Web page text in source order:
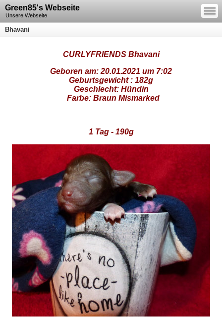
Green85's Webseite
Unsere Webseite
—
—
—
Bhavani
CURLYFRIENDS Bhavani
Geboren am: 20.01.2021 um 7:02
Geburtsgewicht : 182g
Geschlecht: Hündin
Farbe: Braun Mismarked
1 Tag - 190g